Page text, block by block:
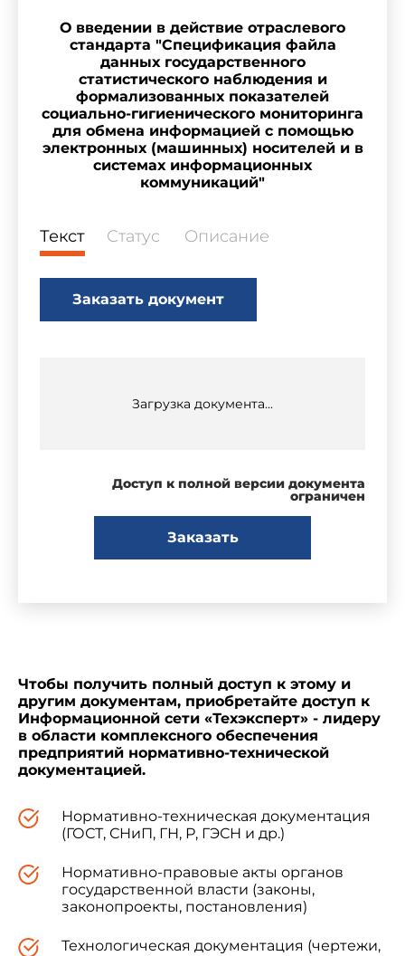
О введении в действие отраслевого
стандарта "Спецификация файла
данных государственного
статистического наблюдения и
формализованных показателей
социально-гигиенического мониторинга
для обмена информацией с помощью
электронных (машинных) носителей и в
системах информационных
коммуникаций"
Текст Статус Описание
Заказать документ
Загрузка документа...
Доступ к полной версии документа
ограничен
Заказать
Чтобы получить полный доступ к этому и
другим документам, приобретайте доступ к
Информационной сети «Техэксперт» - лидеру
в области комплексного обеспечения
предприятий нормативно-технической
документацией.
Нормативно-техническая документация
(ГОСТ, СНиП, ГН, Р, ГЭСН и др.)
Нормативно-правовые акты органов
государственной власти (законы,
законопроекты, постановления)
Технологическая документация (чертежи,